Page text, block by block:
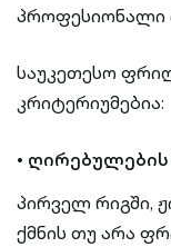
პროფესიონალი
საუკეთესო
კრიტერიუმებია:
• ღირებულების
პირველ რიგში,
ქმნის თუ არა